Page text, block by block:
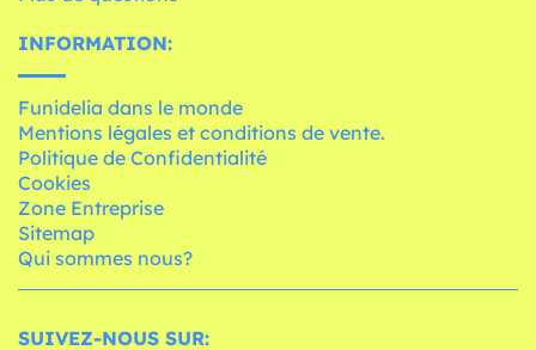
INFORMATION:
Funidelia dans le monde
Mentions légales et conditions de vente.
Politique de Confidentialité
Cookies
Zone Entreprise
Sitemap
Qui sommes nous?
SUIVEZ-NOUS SUR: